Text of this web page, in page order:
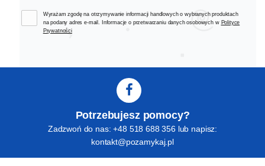
Wyrażam zgodę na otrzymywanie informacji handlowych o wybranych produktach
na podany adres e-mail. Informacje o przetwarzaniu danych osobowych w Polityce
Prywatności
Potrzebujesz pomocy?
Zadzwoń do nas: +48 518 688 356 lub napisz:
kontakt@pozamykaj.pl